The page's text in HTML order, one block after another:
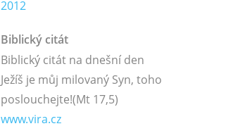
2012
Biblický citát
Biblický citát na dnešní den
Ježíš je můj milovaný Syn, toho
poslouchejte!(Mt 17,5)
www.vira.cz